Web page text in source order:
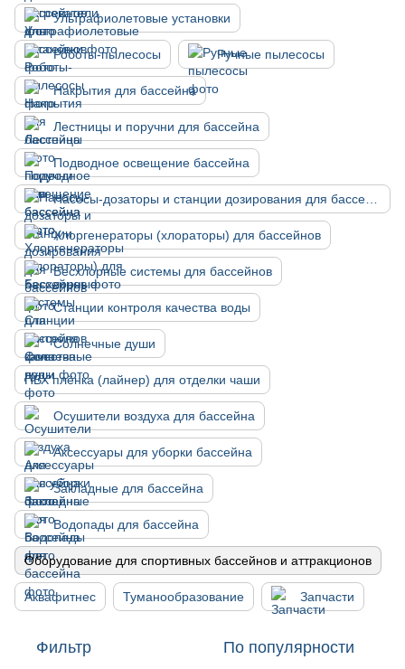
Ультрафиолетовые установки
Роботы-пылесосы Ручные пылесосы
Накрытия для бассейна
Лестницы и поручни для бассейна
Подводное освещение бассейна
Хлоргенераторы (хлораторы) для бассейнов
Бесхлорные системы для бассейнов
Станции контроля качества воды
Солнечные души
ПВХ плёнка (лайнер) для отделки чаши
Осушители воздуха для бассейна
Аксессуары для уборки бассейна
Закладные для бассейна
Водопады для бассейна
Оборудование для спортивных бассейнов и аттракционов
Аквафитнес Туманообразование Запчасти
Фильтр По популярности